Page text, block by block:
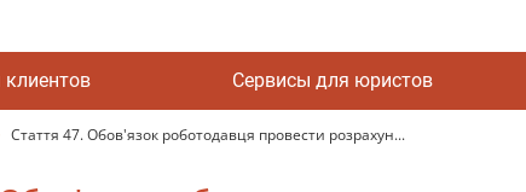
Сервисы для юристов
Стаття 47. Обов'язок роботодавця провести розрахун...